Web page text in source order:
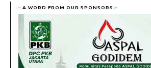
- A WORD FROM OUR SPONSORS -